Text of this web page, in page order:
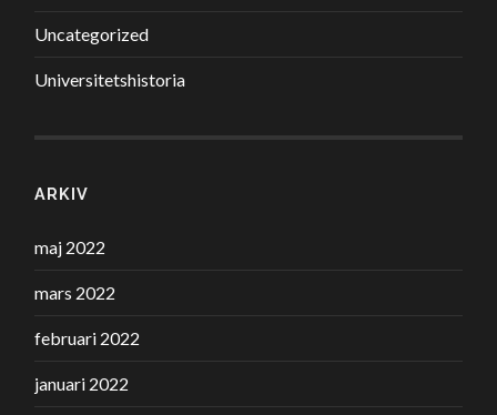
Uncategorized
Universitetshistoria
ARKIV
maj 2022
mars 2022
februari 2022
januari 2022